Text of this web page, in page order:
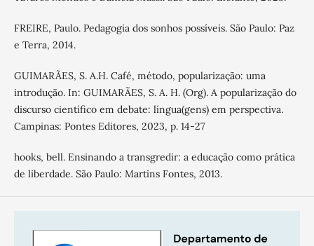
FREIRE, Paulo. Pedagogia dos sonhos possíveis. São Paulo: Paz
e Terra, 2014.
GUIMARÃES, S. A.H. Café, método, popularização: uma
introdução. In: GUIMARÃES, S. A. H. (Org). A popularização do
discurso científico em debate: língua(gens) em perspectiva.
Campinas: Pontes Editores, 2023, p. 14-27
hooks, bell. Ensinando a transgredir: a educação como prática
de liberdade. São Paulo: Martins Fontes, 2013.